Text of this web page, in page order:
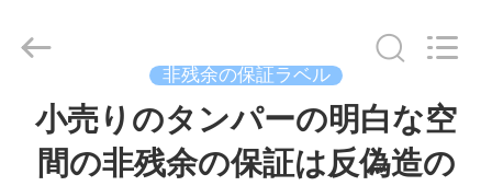
Material
Limited.
非残余の保証ラベル
小売りのタンパーの明白な空
間の非残余の保証は反偽造の